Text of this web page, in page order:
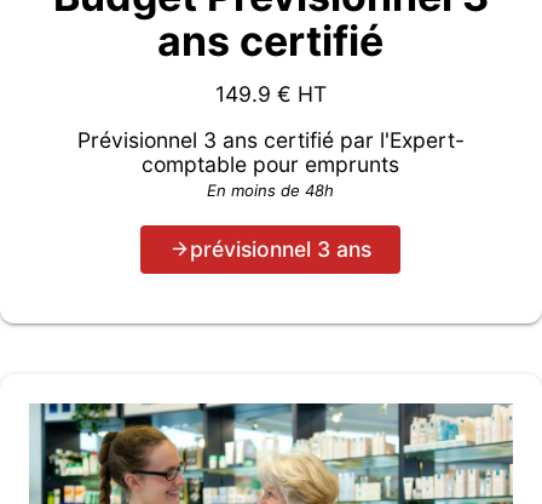
ans certifié
149.9 € HT
Prévisionnel 3 ans certifié par l'Expert-
comptable pour emprunts
En moins de 48h
prévisionnel 3 ans